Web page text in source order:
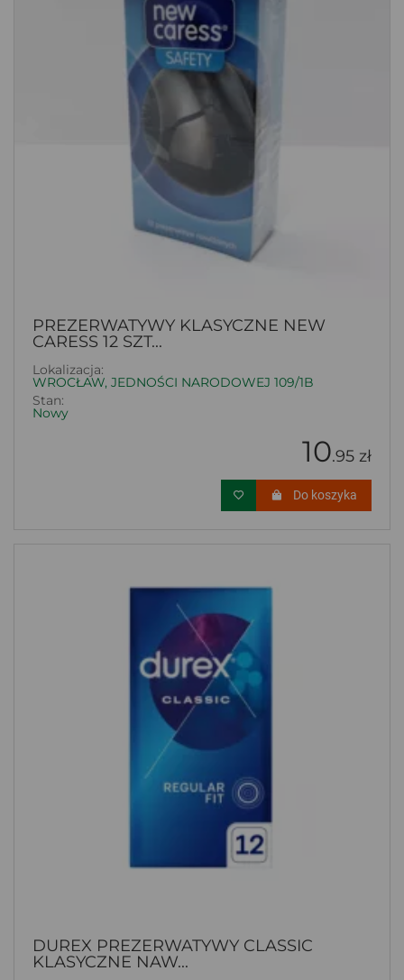
PREZERWATYWY KLASYCZNE NEW
CARESS 12 SZT...
Lokalizacja:
WROCŁAW, JEDNOŚCI NARODOWEJ 109/1B
Stan:
Nowy
10.95 zł
Do koszyka
DUREX PREZERWATYWY CLASSIC
KLASYCZNE NAW...